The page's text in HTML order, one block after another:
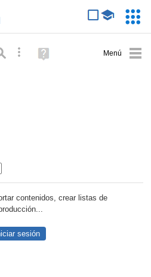
Búsqueda avanzada
Ayuda
(en
contenidos, crear listas de
sesión